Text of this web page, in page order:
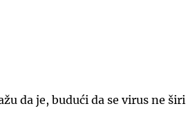
da je, budući da se virus ne širi